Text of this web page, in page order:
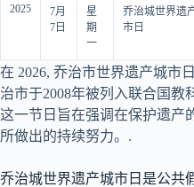
2025
7月
7日
星
期
一
乔治城世界遗
市日
在 2026, 乔治市世界遗产城市
治市于2008年被列入联合国教
这一节日旨在强调在保护遗产
所做出的持续努力。.
乔治城世界遗产城市日是公共